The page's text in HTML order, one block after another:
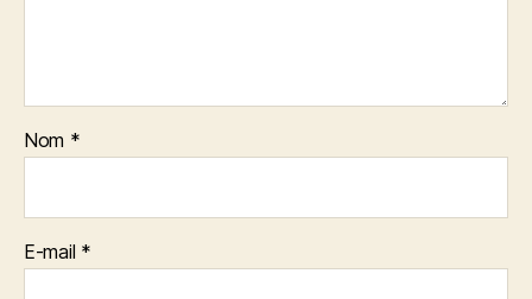
Nom *
E-mail *